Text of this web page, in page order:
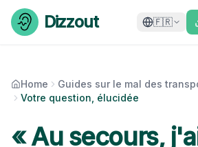
Skip to content
Dizzout 🇫🇷
Home
Guides sur le mal des
Votre question, élucidée
« Au secours,